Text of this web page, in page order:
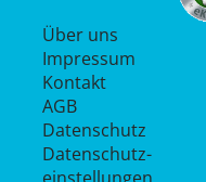
Über uns
Impressum
Kontakt
AGB
Datenschutz
Datenschutz­